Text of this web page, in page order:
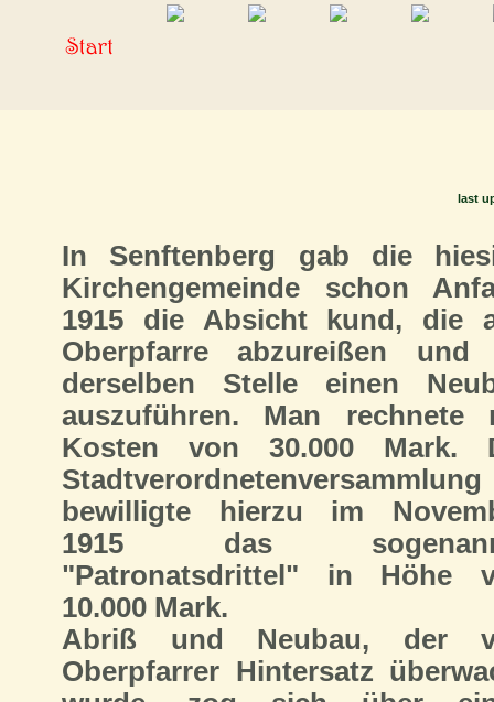
last
In Senftenberg gab die
Kirchengemeinde schon
1915 die Absicht kund, die
Oberpfarre abzureißen und
derselben Stelle einen
auszuführen. Man rechnete
Kosten von 30.000 Mark.
Stadtverordnetenversammlung
bewilligte hierzu im
1915 das
"Patronatsdrittel" in Höhe
10.000 Mark.
Abriß und Neubau, der
Oberpfarrer Hintersatz